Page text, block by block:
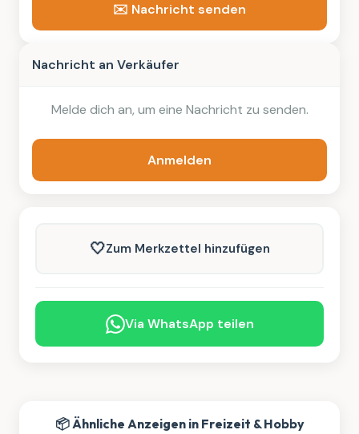
✉️ Nachricht senden
Nachricht an Verkäufer
Melde dich an, um eine Nachricht zu senden.
Anmelden
🤍Zum Merkzettel hinzufügen
Via WhatsApp teilen
📦 Ähnliche Anzeigen in Freizeit & Hobby